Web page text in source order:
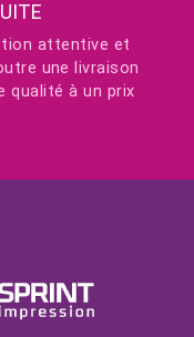
attentive et
une livraison
qualité à un prix